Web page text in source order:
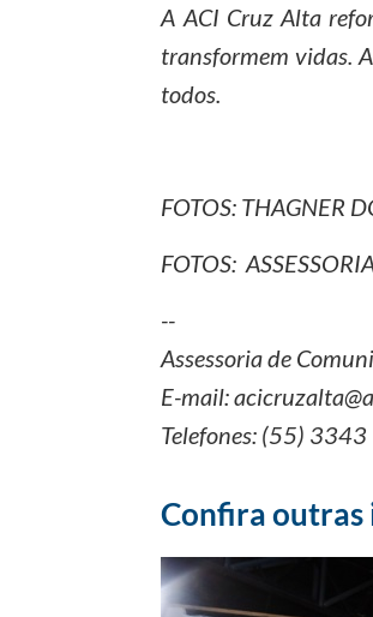
A ACI Cruz Alta
transformem vidas.
todos.
FOTOS: THAGNER
FOTOS:
--
Assessoria de
E-mail:
Telefones: (55)
Confira outras